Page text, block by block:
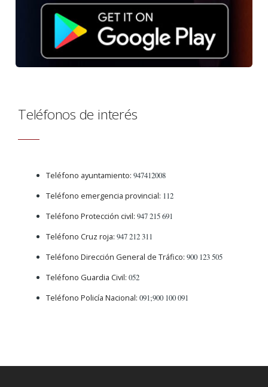
Teléfonos de interés
Teléfono ayuntamiento: 947412008
Teléfono emergencia provincial: 112
Teléfono Protección civil: 947 215 691
Teléfono Cruz roja: 947 212 311
Teléfono Dirección General de Tráfico: 900 123 505
Teléfono Guardia Civil: 052
Teléfono Policía Nacional: 091;900 100 091